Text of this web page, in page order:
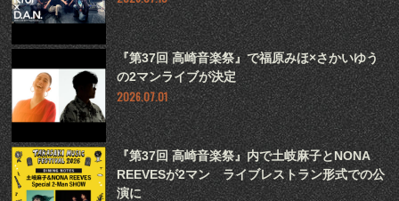
『第37回 高崎音楽祭』で福原みほ×さかいゆう
の2マンライブが決定
2026.07.01
『第37回 高崎音楽祭』内で土岐麻子とNONA
REEVESが2マン ライブレストラン形式での公
演に